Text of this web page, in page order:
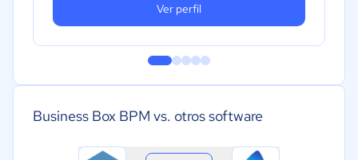
Ver perfil
Business Box BPM vs. otros software